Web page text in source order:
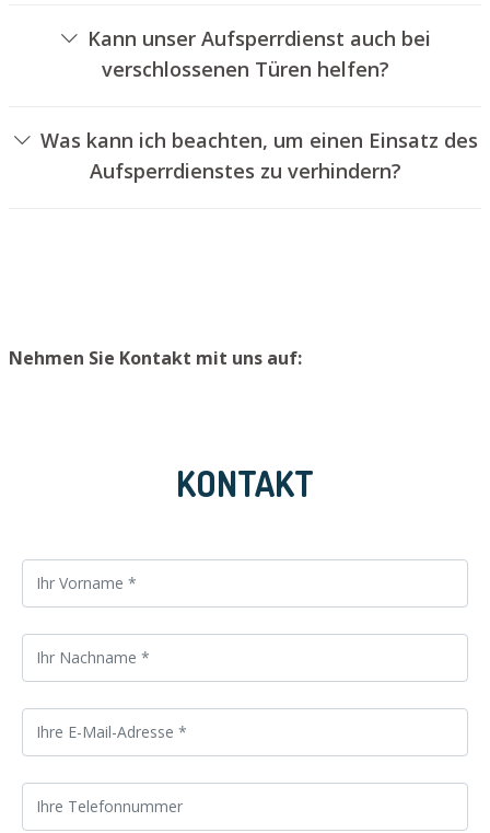
von Türschlössern an.
Kann unser Aufsperrdienst auch bei
verschlossenen Türen helfen?
entriegeln. Dies kann jedoch in der Regel nicht
geschehen, ohne das Türschloss aufzubohren. Wir
setzen Ihnen jedoch einen neuen Schließzylinder ein,
Was kann ich beachten, um einen Einsatz des
Aufsperrdienstes zu verhindern?
Nehmen Sie Kontakt mit uns auf:
KONTAKT